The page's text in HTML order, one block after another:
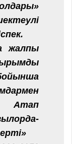
жалпы
Атап